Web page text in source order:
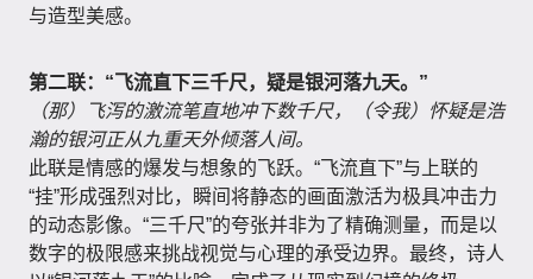
与造型美感。
第二联：“飞流直下三千尺，疑是银河落九天。”
（那）飞泻的激流笔直地冲下数千尺，（令我）怀疑是浩
瀚的银河正从九重天外倾落人间。
此联是情感的爆发与想象的飞跃。“飞流直下”与上联的
“挂”形成强烈对比，瞬间将静态的画面激活为极具冲击力
的动态影像。“三千尺”的夸张并非为了精确测量，而是以
数字的极限感来挑战视觉与心理的承受边界。最终，诗人